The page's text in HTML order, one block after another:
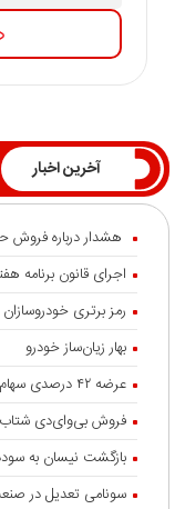
آخرین اخبار
هشدار درباره فروش
اجرای قانون برنامه
رمز برتری
بهار زیان‌ساز خودرو
عرضه ۴۲ درصدی سهام تودلی سایپا
فروش بی‌وای‌دی
بازگشت نیسان به
سونامی تعدیل در